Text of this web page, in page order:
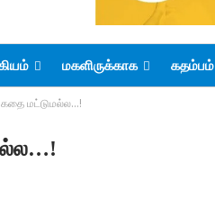
மகளிருக்காக கதம்பம்
மட்டுமல்ல…!